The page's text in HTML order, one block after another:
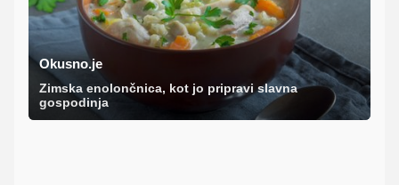
Okusno.je
Zimska enolončnica, kot jo pripravi slavna
gospodinja